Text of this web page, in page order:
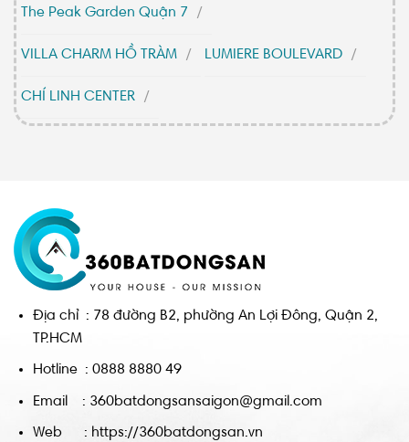
The Peak Garden Quận 7
VILLA CHARM HỒ TRÀM LUMIERE BOULEVARD
CHÍ LINH CENTER
Địa chỉ : 78 đường B2, phường An Lợi Đông, Quận 2,
TP.HCM
Hotline : 0888 8880 49
Email : 360batdongsansaigon@gmail.com
Web : https://360batdongsan.vn